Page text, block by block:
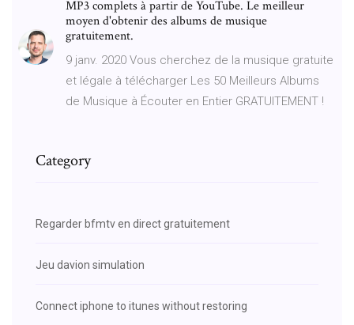
MP3 complets à partir de YouTube. Le meilleur
moyen d'obtenir des albums de musique
gratuitement.
9 janv. 2020 Vous cherchez de la musique gratuite
et légale à télécharger Les 50 Meilleurs Albums
de Musique à Écouter en Entier GRATUITEMENT !
Category
Regarder bfmtv en direct gratuitement
Jeu davion simulation
Connect iphone to itunes without restoring